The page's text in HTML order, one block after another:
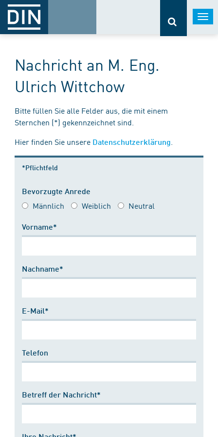
Nachricht an M. Eng.
Ulrich Wittchow
Bitte füllen Sie alle Felder aus, die mit einem
Sternchen (*) gekennzeichnet sind.
Hier finden Sie unsere Datenschutzerklärung
*Pflichtfeld
Bevorzugte Anrede
Männlich Weiblich Neutral
Vorname*
Nachname*
E-Mail*
Telefon
Betreff der Nachricht*